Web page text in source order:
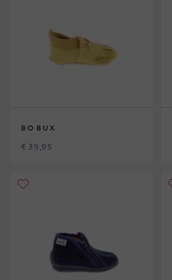
BOBUX
€ 39,95